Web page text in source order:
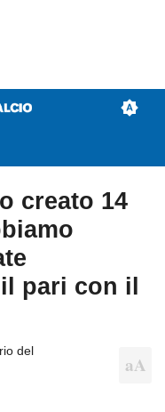
creato 14
pari con il
del